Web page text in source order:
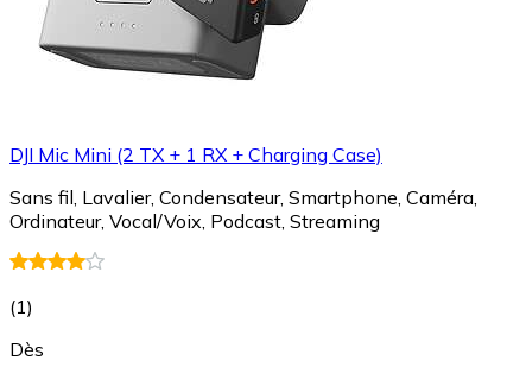
DJI Mic Mini (2 TX + 1 RX + Charging Case)
Sans fil, Lavalier, Condensateur, Smartphone, Caméra,
Ordinateur, Vocal/Voix, Podcast, Streaming
(1)
Dès